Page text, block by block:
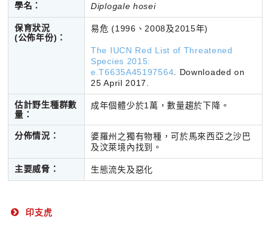
學名： Diplogale hosei
保育狀況
(公佈年份)：
易危 (1996、2008及2015年)
The IUCN Red List of Threatened
Species 2015:
e.T6635A45197564 . Downloaded on
25 April 2017.
估計野生種群數
量：
成年個體少於1萬，數量趨於下降。
分佈情況：
婆羅州之獨有物種，可於馬來西亞之沙巴
及汶萊境內找到。
主要威脅： 生態流失及惡化
印支虎